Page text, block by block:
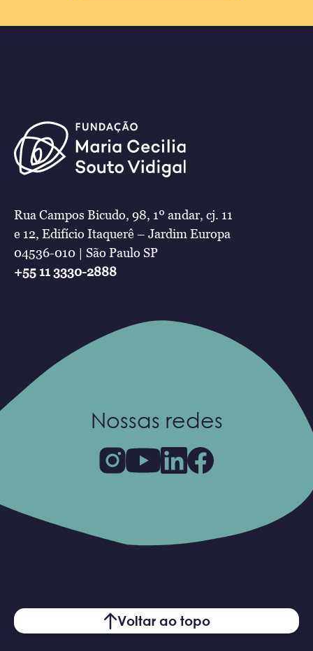
Rua Campos Bicudo, 98, 1º andar, cj. 11
e 12, Edifício Itaquerê – Jardim Europa
04536-010 | São Paulo SP
+55 11 3330-2888
Nossas redes
Voltar ao topo